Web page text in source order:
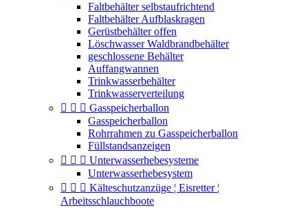
Faltbehälter selbstaufrichtend
Faltbehälter Aufblaskragen
Gerüstbehälter offen
Löschwasser Waldbrandbehälter
geschlossene Behälter
Auffangwannen
Trinkwasserbehälter
Trinkwasserverteilung
   Gasspeicherballon
Gasspeicherballon
Rohrrahmen zu Gasspeicherballon
Füllstandsanzeigen
   Unterwasserhebesysteme
Unterwasserhebesystem
   Kälteschutzanzüge ¦ Eisretter ¦
Arbeitsschlauchboote